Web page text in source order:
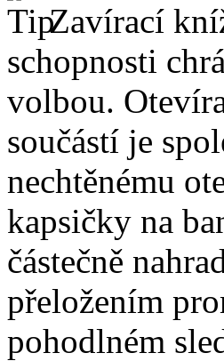
Zavírací
schopnosti
volbou.
součástí je
nechtěnému
kapsičky na
částečně
přeložením
pohodlném